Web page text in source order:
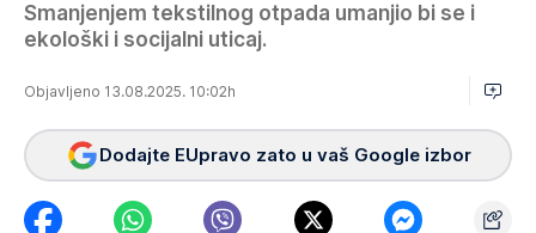
Smanjenjem tekstilnog otpada umanjio bi se i
ekološki i socijalni uticaj.
Objavljeno 13.08.2025. 10:02h
Dodajte EUpravo zato u vaš Google izbor